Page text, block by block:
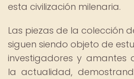
esta civilización milenaria.
Las piezas de la colección
siguen siendo objeto de
investigadores y amantes
la actualidad,